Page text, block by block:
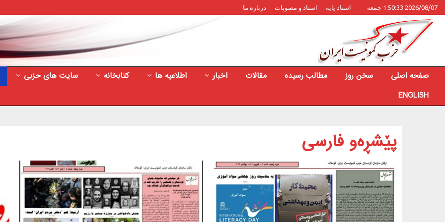
2026/08/07 1:50:33 جمعه اسناد پایه اسناد و مصوبات درباره ما
صفحه اصلی سخن روز مطالب رسیده مقالات اخبار اطلاعیه ها کتابخانه سایت های حزبی
ENGLISH
پێشڕەو فارسی